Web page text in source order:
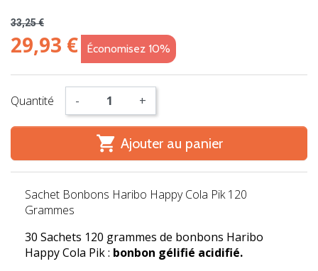
33,25 €
29,93 € Économisez 10%
Quantité - +
 Ajouter au panier
Sachet Bonbons Haribo Happy Cola Pik 120
Grammes
30 Sachets 120 grammes de bonbons Haribo
Happy Cola Pik : bonbon gélifié acidifié.